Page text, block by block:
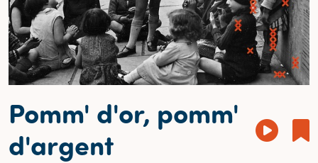
Pomm' d'or, pomm'
d'argent